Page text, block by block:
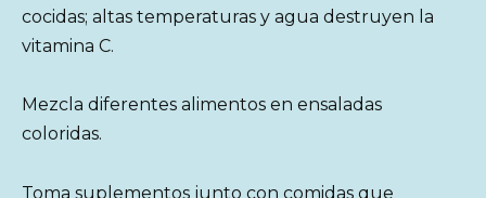
cocidas; altas temperaturas y agua destruyen la
vitamina C.
Mezcla diferentes alimentos en ensaladas
coloridas.
Toma suplementos junto con comidas que